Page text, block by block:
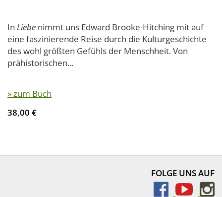
In Liebe nimmt uns Edward Brooke-Hitching mit auf
eine faszinierende Reise durch die Kulturgeschichte
des wohl größten Gefühls der Menschheit. Von
prähistorischen...
» zum Buch
38,00 €
FOLGE UNS AUF